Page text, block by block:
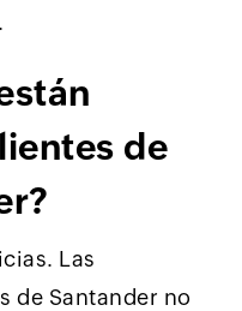
de
Las
de Santander no